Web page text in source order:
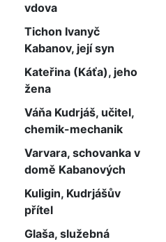
vdova
Tichon Ivanyč
Kabanov, její syn
Kateřina (Káťa), jeho
žena
Váňa Kudrjáš, učitel,
chemik-mechanik
Varvara, schovanka v
domě Kabanových
Kuligin, Kudrjášův
přítel
Glaša, služebná